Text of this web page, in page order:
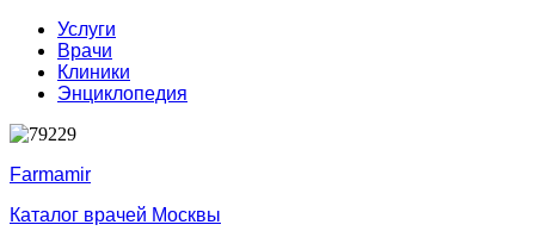
Услуги
Врачи
Клиники
Энциклопедия
Farmamir
Каталог врачей Москвы